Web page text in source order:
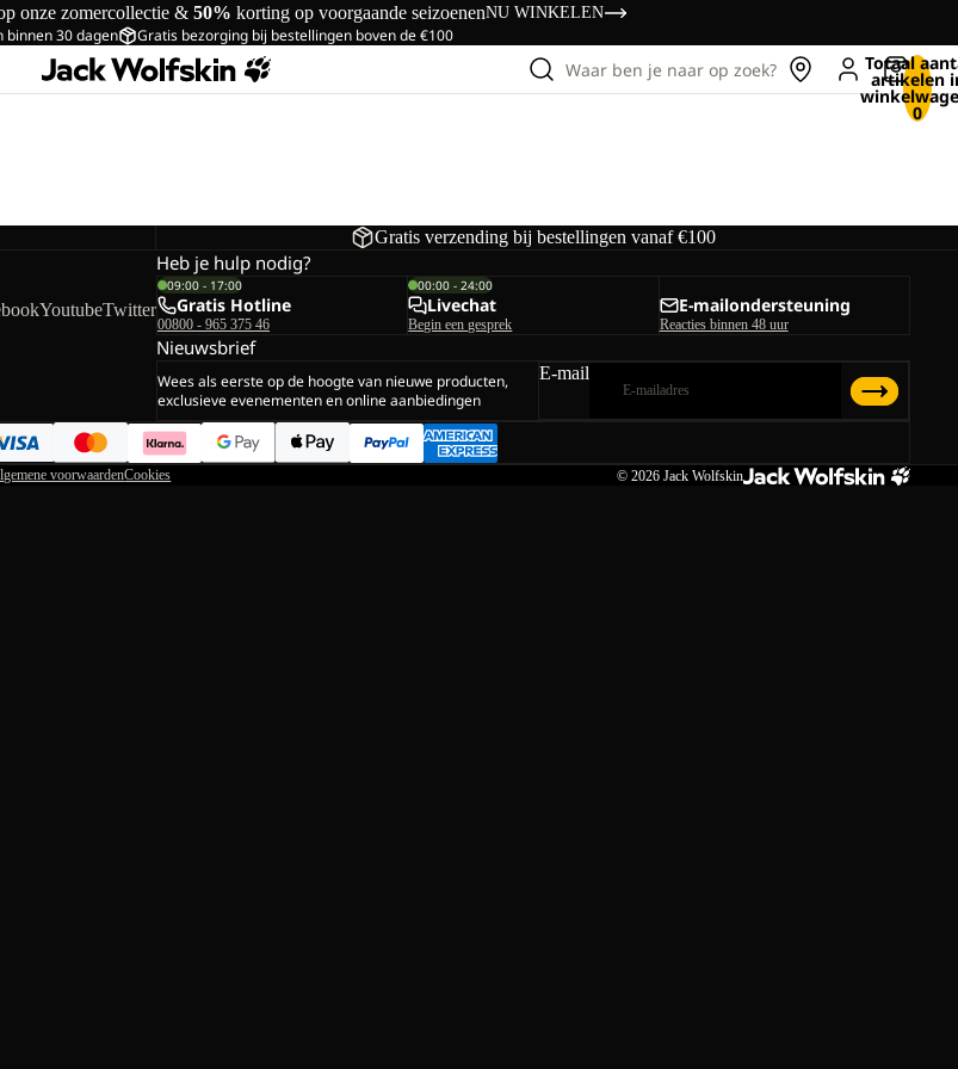
onze zomercollectie & 50% korting op voorgaande seizoenenNU WINKELEN
30 dagen Gratis bezorging bij bestellingen boven de €100
Waar ben je naar op zoek? Totaal
artikelen
0
Gratis verzending bij bestellingen vanaf €100
YoutubeTwitter
Heb je hulp nodig?
09:00 - 17:00
Gratis Hotline
00800 - 965 375 46
00:00 - 24:00
Livechat
Begin een gesprek
E-mailondersteuning
Reacties binnen 48 uur
Nieuwsbrief
Wees als eerste op de hoogte van nieuwe producten,
exclusieve evenementen en online aanbiedingen
E-mail
voorwaardenCookies © 2026 Jack Wolfskin